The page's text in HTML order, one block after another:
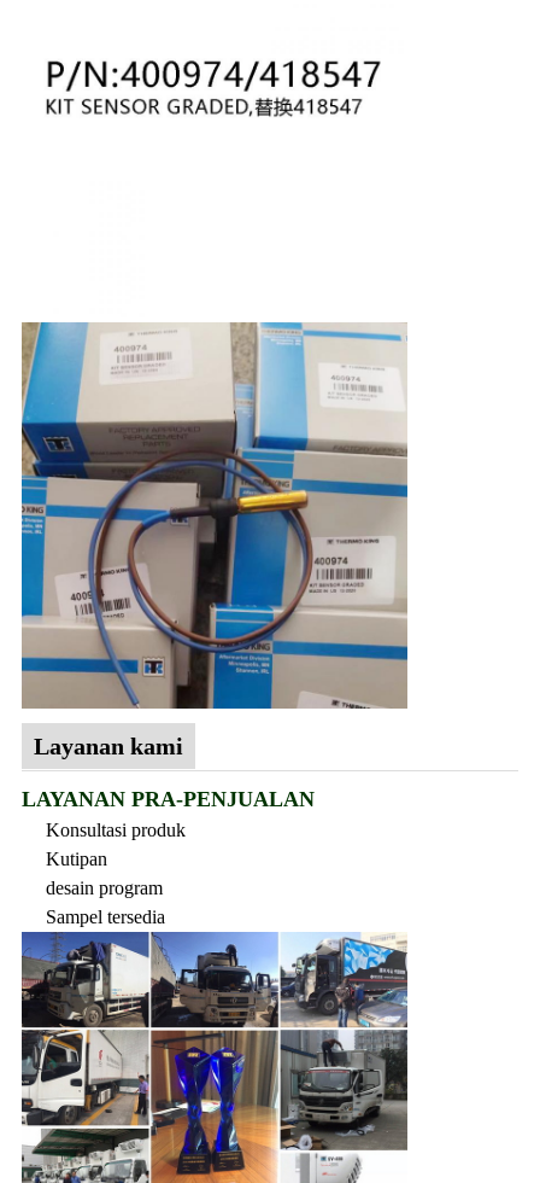
Layanan kami
LAYANAN PRA-PENJUALAN
Konsultasi produk
Kutipan
desain program
Sampel tersedia